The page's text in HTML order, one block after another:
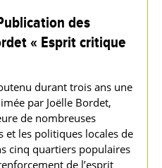
des
« Esprit critique
durant trois ans une
par Joëlle Bordet,
de nombreuses
et les politiques locales de
cinq quartiers populaires
de l’esprit